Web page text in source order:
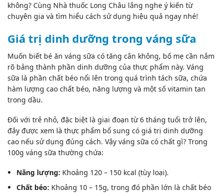
không? Cùng Nhà thuốc Long Châu lắng nghe ý kiến từ
chuyên gia và tìm hiểu cách sử dụng hiệu quả ngay nhé!
Giá trị dinh dưỡng trong váng sữa
Muốn biết bé ăn váng sữa có tăng cân không, bố mẹ cần nắm
rõ bảng thành phần dinh dưỡng của thực phẩm này. Váng
sữa là phần chất béo nổi lên trong quá trình tách sữa, chứa
hàm lượng cao chất béo, năng lượng và một số vitamin tan
trong dầu.
Đối với trẻ nhỏ, đặc biệt là giai đoạn từ 6 tháng tuổi trở lên,
đây được xem là thực phẩm bổ sung có giá trị dinh dưỡng
cao nếu sử dụng đúng cách. Vậy váng sữa có chất gì? Trong
100g váng sữa thường chứa:
Năng lượng: Khoảng 120 – 150 kcal (tùy loại).
Chất béo: Khoảng 10 – 15g, trong đó phần lớn là chất béo